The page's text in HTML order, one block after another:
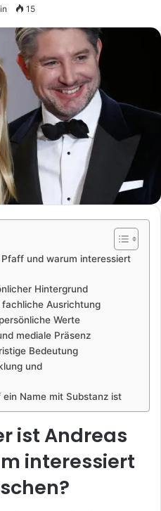
15
und warum interessiert
Hintergrund
Ausrichtung
Werte
mediale Präsenz
Bedeutung
und
Name mit Substanz ist
ist Andreas
interessiert